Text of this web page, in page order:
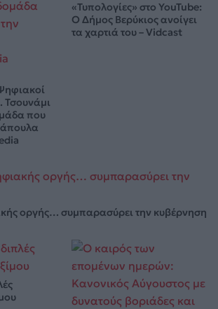
Τσουνάμι
που
«Τυπολογίες» στο YouTube:
Ο Δήμος Βερύκιος ανοίγει
τα χαρτιά του – Vidcast
οργής… συμπαρασύρει την κυβέρνηση